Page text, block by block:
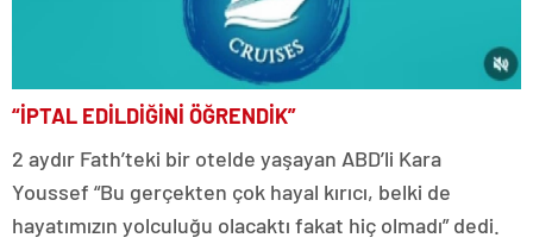
“İPTAL EDİLDİĞİNİ ÖĞRENDİK”
2 aydır Fath’teki bir otelde yaşayan ABD’li Kara
Youssef “Bu gerçekten çok hayal kırıcı, belki de
hayatımızın yolculuğu olacaktı fakat hiç olmadı” dedi.